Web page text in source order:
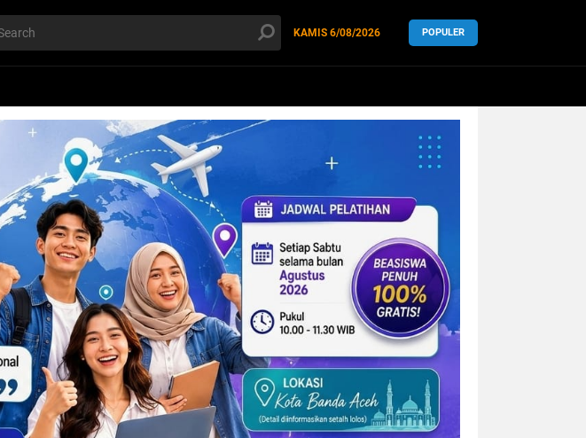
KAMIS 6/08/2026 POPULER